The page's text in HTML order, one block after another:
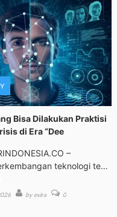
Bisa Dilakukan Praktisi
di Era “Dee
–
teknologi telah
by evira 0